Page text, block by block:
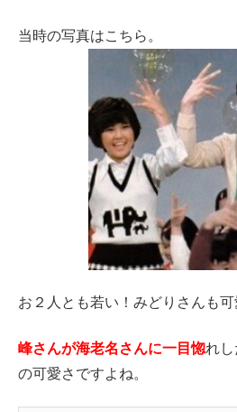
当時の写真はこちら。
お２人とも若い！みどりさんも可
峰さんが海老名さんに一目惚れ
の可愛さですよね。